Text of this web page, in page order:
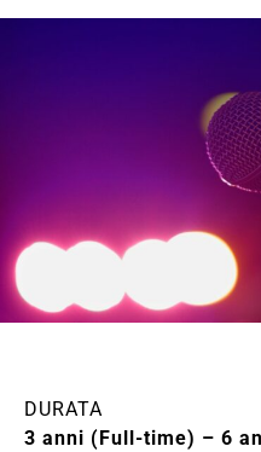
DURATA
3 anni (Full-time) – 6